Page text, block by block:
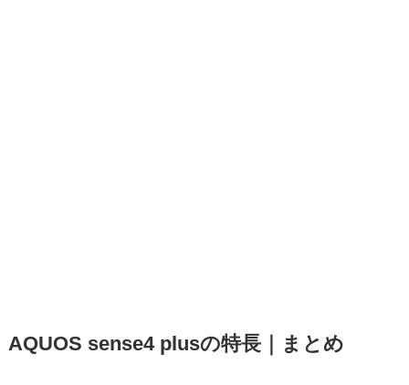
AQUOS sense4 plusの特長｜まとめ